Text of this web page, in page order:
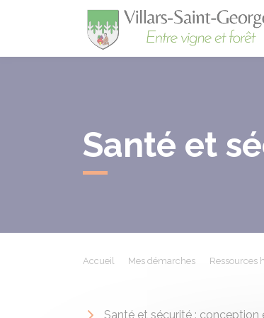
Santé et
Accueil Mes démarches Ressources
Santé et sécurité : conception